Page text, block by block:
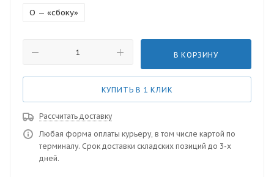
O — «сбоку»
В КОРЗИНУ
КУПИТЬ В 1 КЛИК
Рассчитать доставку
Любая форма оплаты курьеру, в том числе картой по
терминалу. Срок доставки складских позиций до 3-х
дней.